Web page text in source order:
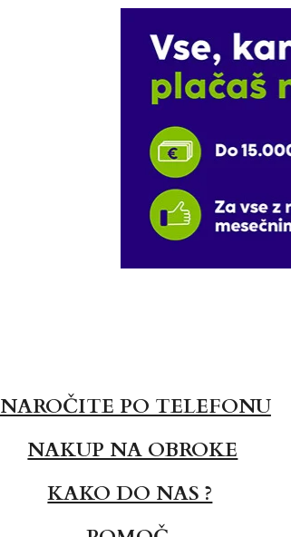
NAROČITE PO TELEFONU
NAKUP NA OBROKE
KAKO DO NAS ?